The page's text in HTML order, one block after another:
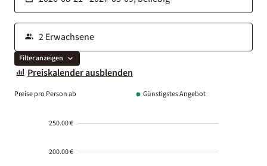
Filter anzeigen
Preiskalender ausblenden
Preise pro Person ab Günstigstes Angebot
250.00 €
200.00 €